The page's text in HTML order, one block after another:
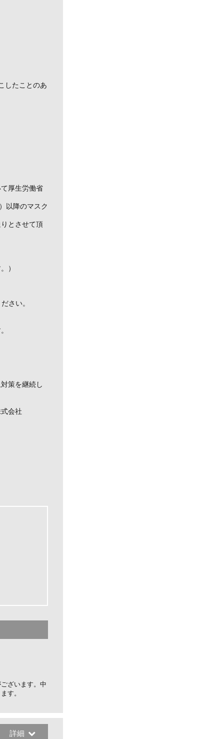
したことのあ
厚生労働省
以降のマスク
とさせて頂
）
さい。
策を継続し
社
ざいます。中
す。
詳細